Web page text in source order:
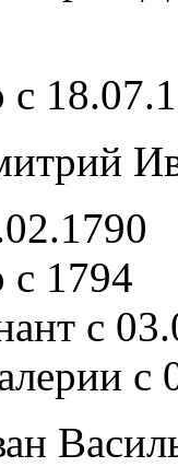
с
с 1794
с
с